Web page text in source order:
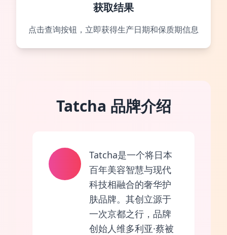
获取结果
点击查询按钮，立即获得生产日期和保质期信息
Tatcha 品牌介绍
Tatcha是一个将日本
百年美容智慧与现代
科技相融合的奢华护
肤品牌。其创立源于
一次京都之行，品牌
创始人维多利亚·蔡被